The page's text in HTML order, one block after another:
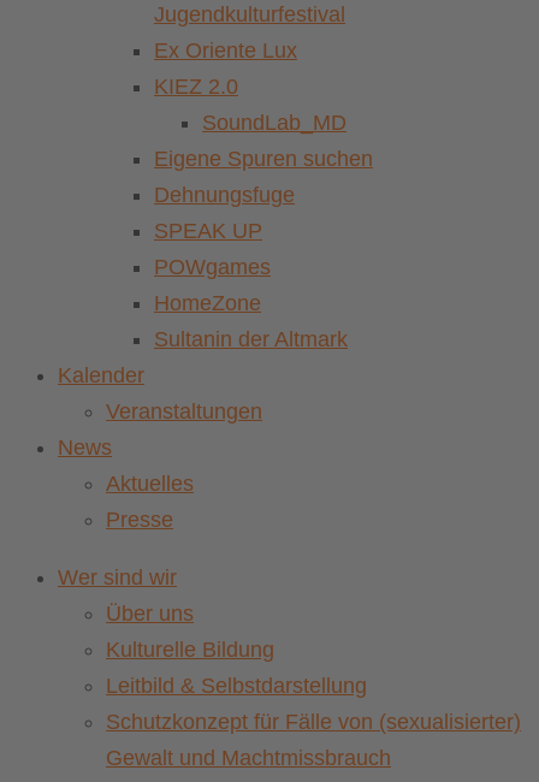
Jugendkulturfestival
Ex Oriente Lux
KIEZ 2.0
SoundLab_MD
Eigene Spuren suchen
Dehnungsfuge
SPEAK UP
POWgames
HomeZone
Sultanin der Altmark
Kalender
Veranstaltungen
News
Aktuelles
Presse
Wer sind wir
Über uns
Kulturelle Bildung
Leitbild & Selbstdarstellung
Schutzkonzept für Fälle von (sexualisierter)
Gewalt und Machtmissbrauch